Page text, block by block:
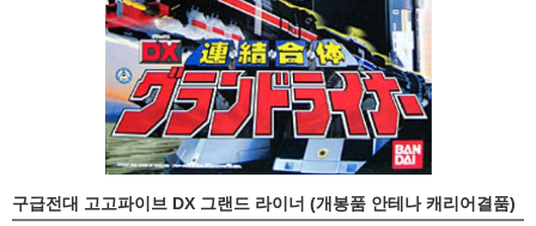
구급전대 고고파이브 DX 그랜드 라이너 (개봉품 안테나 캐리어결품)